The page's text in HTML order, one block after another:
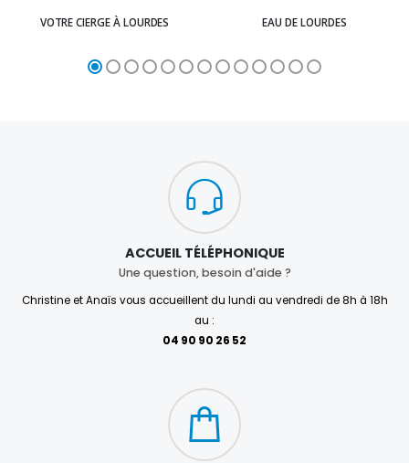
VOTRE CIERGE À LOURDES EAU DE LOURDES
ACCUEIL TÉLÉPHONIQUE
Une question, besoin d'aide ?
Christine et Anaïs vous accueillent du lundi au vendredi de 8h à 18h
au :
04 90 90 26 52